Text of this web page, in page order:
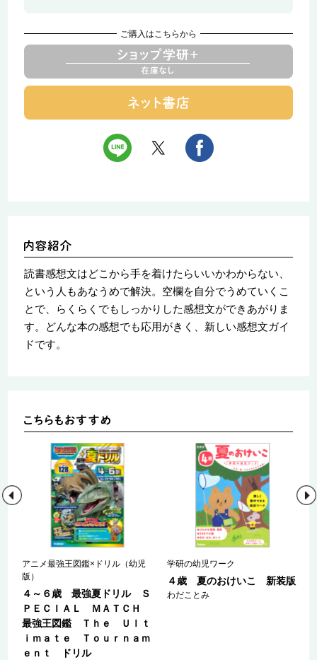
ご購入はこちらから
読書感想文はどこから手を着けたらいいかわからない、
という人もあなうめで解決。空欄を自分でうめていくこ
とで、らくらくでもしっかりした感想文ができあがりま
す。どんな本の感想でも応用がきく、新しい感想文ガイ
ドです。
アニメ最強王図鑑×ドリル（幼児
版）
４～６歳 最強夏ドリル Ｓ
ＰＥＣＩＡＬ ＭＡＴＣＨ
最強王図鑑 Ｔｈｅ Ｕｌｔ
ｉｍａｔｅ Ｔｏｕｒｎａｍ
ｅｎｔ ドリル
学研の幼児ワーク
４歳 夏のおけいこ 新装版
わだことみ